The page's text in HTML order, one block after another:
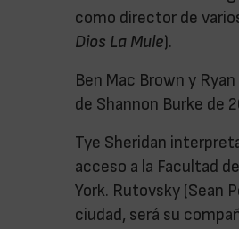
como director de
Dios La Mule ).
Ben Mac Brown y Ryan
de Shannon Burke de
Tye Sheridan
acceso a la Facultad
York. Rutovsky (Sean
ciudad, será su